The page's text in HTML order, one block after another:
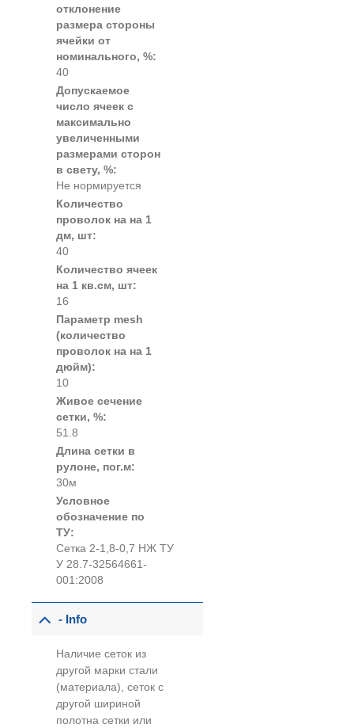
отклонение
размера стороны
ячейки от
номинального, %:
40
Допускаемое
число ячеек с
максимально
увеличенными
размерами сторон
в свету, %:
Не нормируется
Количество
проволок на на 1
дм, шт:
40
Количество ячеек
на 1 кв.см, шт:
16
Параметр mesh
(количество
проволок на на 1
дюйм):
10
Живое сечение
сетки, %:
51.8
Длина сетки в
рулоне, пог.м:
30м
Условное
обозначение по
ТУ:
Сетка 2-1,8-0,7 НЖ ТУ
У 28.7-32564661-
001:2008
- Info
Наличие сеток из
другой марки стали
(материала), сеток с
другой шириной
полотна сетки или